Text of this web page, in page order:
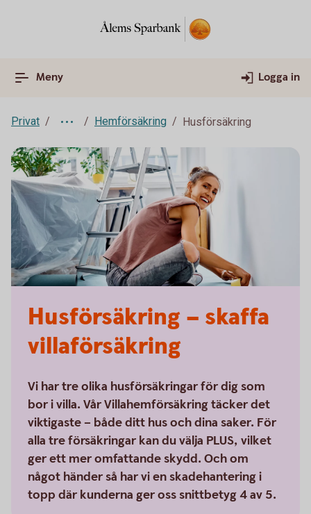
Meny Logga in
Privat Hemförsäkring Husförsäkring
Husförsäkring – skaffa
villaförsäkring
Vi har tre olika husförsäkringar för dig som
bor i villa. Vår Villahemförsäkring täcker det
viktigaste – både ditt hus och dina saker. För
alla tre försäkringar kan du välja PLUS, vilket
ger ett mer omfattande skydd. Och om
något händer så har vi en skadehantering i
topp där kunderna ger oss snittbetyg 4 av 5.